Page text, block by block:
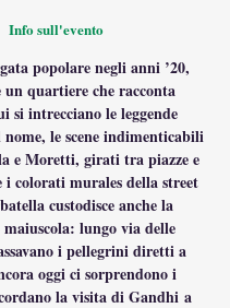
Info sull'evento
popolare negli anni ’20,
quartiere che racconta
si intrecciano le leggende
le scene indimenticabili
e Moretti, girati tra piazze e
colorati murales della street
custodisce anche la
lungo via delle
i pellegrini diretti a
oggi ci sorprendono i
la visita di Gandhi a